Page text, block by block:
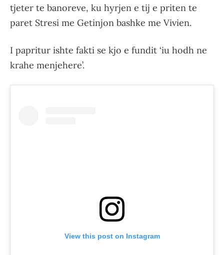
tjeter te banoreve, ku hyrjen e tij e priten te
paret Stresi me Getinjon bashke me Vivien.
I papritur ishte fakti se kjo e fundit ‘iu hodh ne
krahe menjehere’.
View this post on Instagram